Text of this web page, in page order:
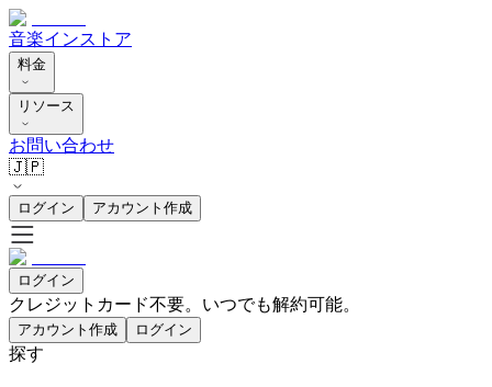
音楽インストア
料金
リソース
お問い合わせ
🇯🇵
ログイン アカウント作成
ログイン
クレジットカード不要。いつでも解約可能。
アカウント作成 ログイン
探す